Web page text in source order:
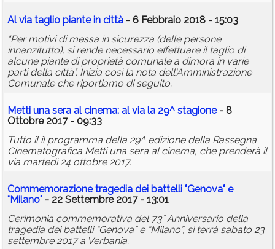
Al via taglio piante in città - 6 Febbraio 2018 - 15:03
"Per motivi di messa in sicurezza (delle persone
innanzitutto), si rende necessario effettuare il taglio di
alcune piante di proprietà comunale a dimora in varie
parti della città". Inizia così la nota dell'Amministrazione
Comunale che riportiamo di seguito.
Metti una sera al cinema: al via la 29^ stagione- 8
Ottobre 2017 - 09:33
Tutto il il programma della 29^ edizione della Rassegna
Cinematografica Metti una sera al cinema, che prenderà il
via martedì 24 ottobre 2017.
Commemorazione tragedia dei battelli "Genova" e
"Milano" - 22 Settembre 2017 - 13:01
Cerimonia commemorativa del 73° Anniversario della
tragedia dei battelli “Genova” e “Milano”, si terrà sabato 23
settembre 2017 a Verbania.